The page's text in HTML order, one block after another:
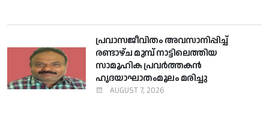
പ്രവാസജീവിതം അവസാനിപ്പിച്ച്
രണ്ടാഴ്ച മുമ്പ് നാട്ടിലെത്തിയ
സാമൂഹിക പ്രവര്‍ത്തകന്‍
ഹൃദയാഘാതംമൂലം മരിച്ചു
AUGUST 7, 2026